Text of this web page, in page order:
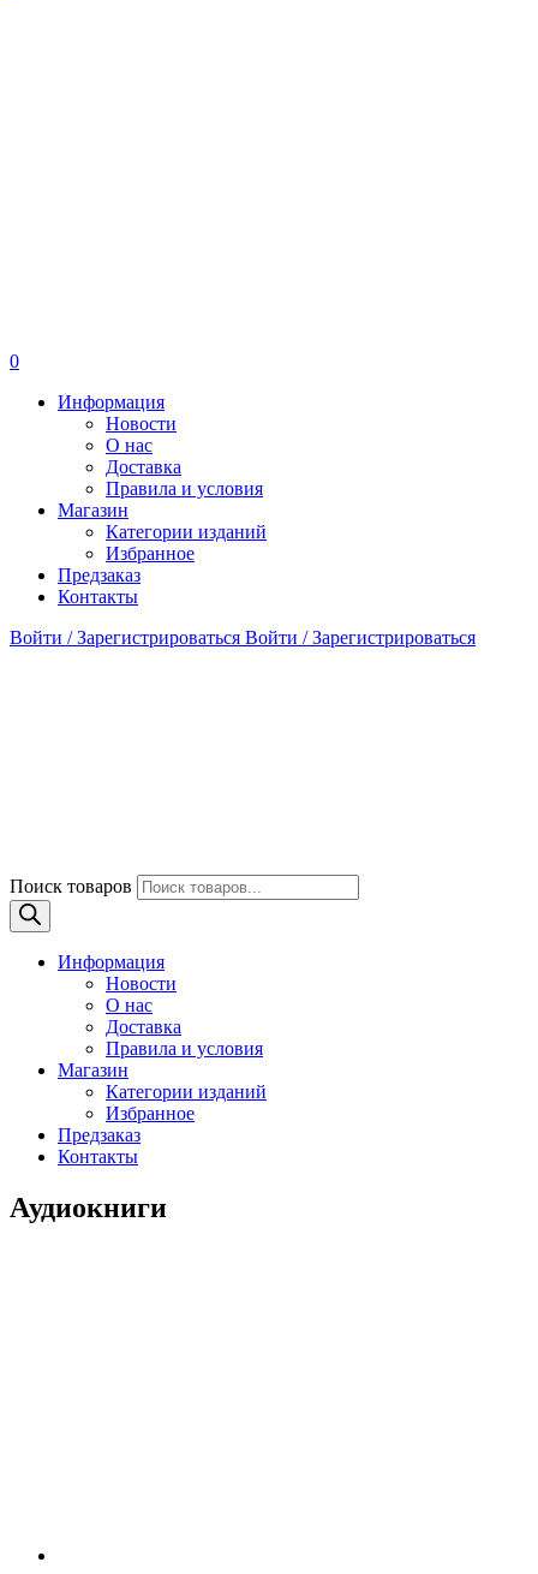
0
Информация
Новости
О нас
Доставка
Правила и условия
Магазин
Категории изданий
Избранное
Предзаказ
Контакты
Войти / Зарегистрироваться Войти / Зарегистрироваться
Поиск товаров
Информация
Новости
О нас
Доставка
Правила и условия
Магазин
Категории изданий
Избранное
Предзаказ
Контакты
Аудиокниги